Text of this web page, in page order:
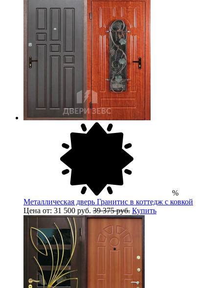
%
Металлическая дверь Гранитис в коттедж с ковкой
Цена от: 31 500 руб. 39 375 руб. Купить